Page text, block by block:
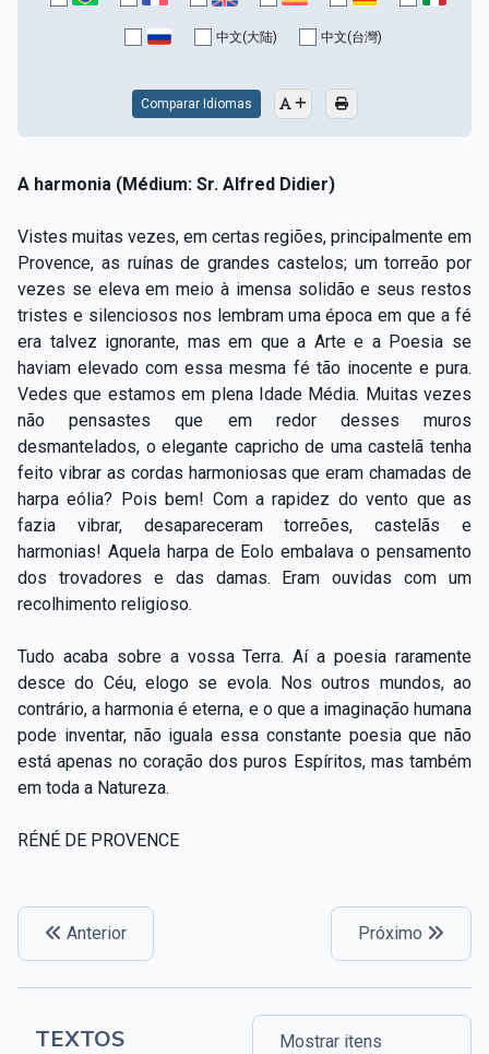
中文(大陆) 中文(台灣)
Comparar Idiomas
A harmonia (Médium: Sr. Alfred Didier)
Vistes muitas vezes, em certas regiões, principalmente em
Provence, as ruínas de grandes castelos; um torreão por
vezes se eleva em meio à imensa solidão e seus restos
tristes e silenciosos nos lembram uma época em que a fé
era talvez ignorante, mas em que a Arte e a Poesia se
haviam elevado com essa mesma fé tão inocente e pura.
Vedes que estamos em plena Idade Média. Muitas vezes
não pensastes que em redor desses muros
desmantelados, o elegante capricho de uma castelã tenha
feito vibrar as cordas harmoniosas que eram chamadas de
harpa eólia? Pois bem! Com a rapidez do vento que as
fazia vibrar, desapareceram torreões, castelãs e
harmonias! Aquela harpa de Eolo embalava o pensamento
dos trovadores e das damas. Eram ouvidas com um
recolhimento religioso.
Tudo acaba sobre a vossa Terra. Aí a poesia raramente
desce do Céu, elogo se evola. Nos outros mundos, ao
contrário, a harmonia é eterna, e o que a imaginação humana
pode inventar, não iguala essa constante poesia que não
está apenas no coração dos puros Espíritos, mas também
em toda a Natureza.
RÉNÉ DE PROVENCE
Anterior Próximo
TEXTOS Mostrar itens